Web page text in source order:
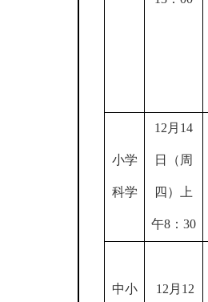
小学
科学
12月 14
日（周
四）上
午8 ：30
中小 12月 12